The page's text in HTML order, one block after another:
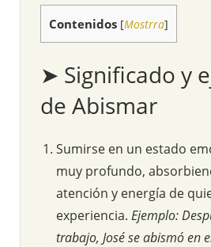
Contenidos [Mostrra]
➤ Significado y
de Abismar
Sumirse en un estado
muy profundo,
atención y energía de
experiencia. Ejemplo:
trabajo, José se abismó en